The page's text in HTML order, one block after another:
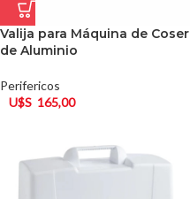
Valija para Máquina de Coser
de Aluminio
Perifericos
U$S 165,00